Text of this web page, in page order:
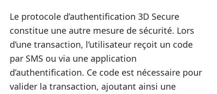
Le protocole d’authentification 3D Secure
constitue une autre mesure de sécurité. Lors
d’une transaction, l’utilisateur reçoit un code
par SMS ou via une application
d’authentification. Ce code est nécessaire pour
valider la transaction, ajoutant ainsi une